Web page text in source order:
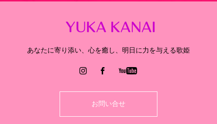
あなたに寄り添い、心を癒し、明日に力を与える歌姫
お問い合せ